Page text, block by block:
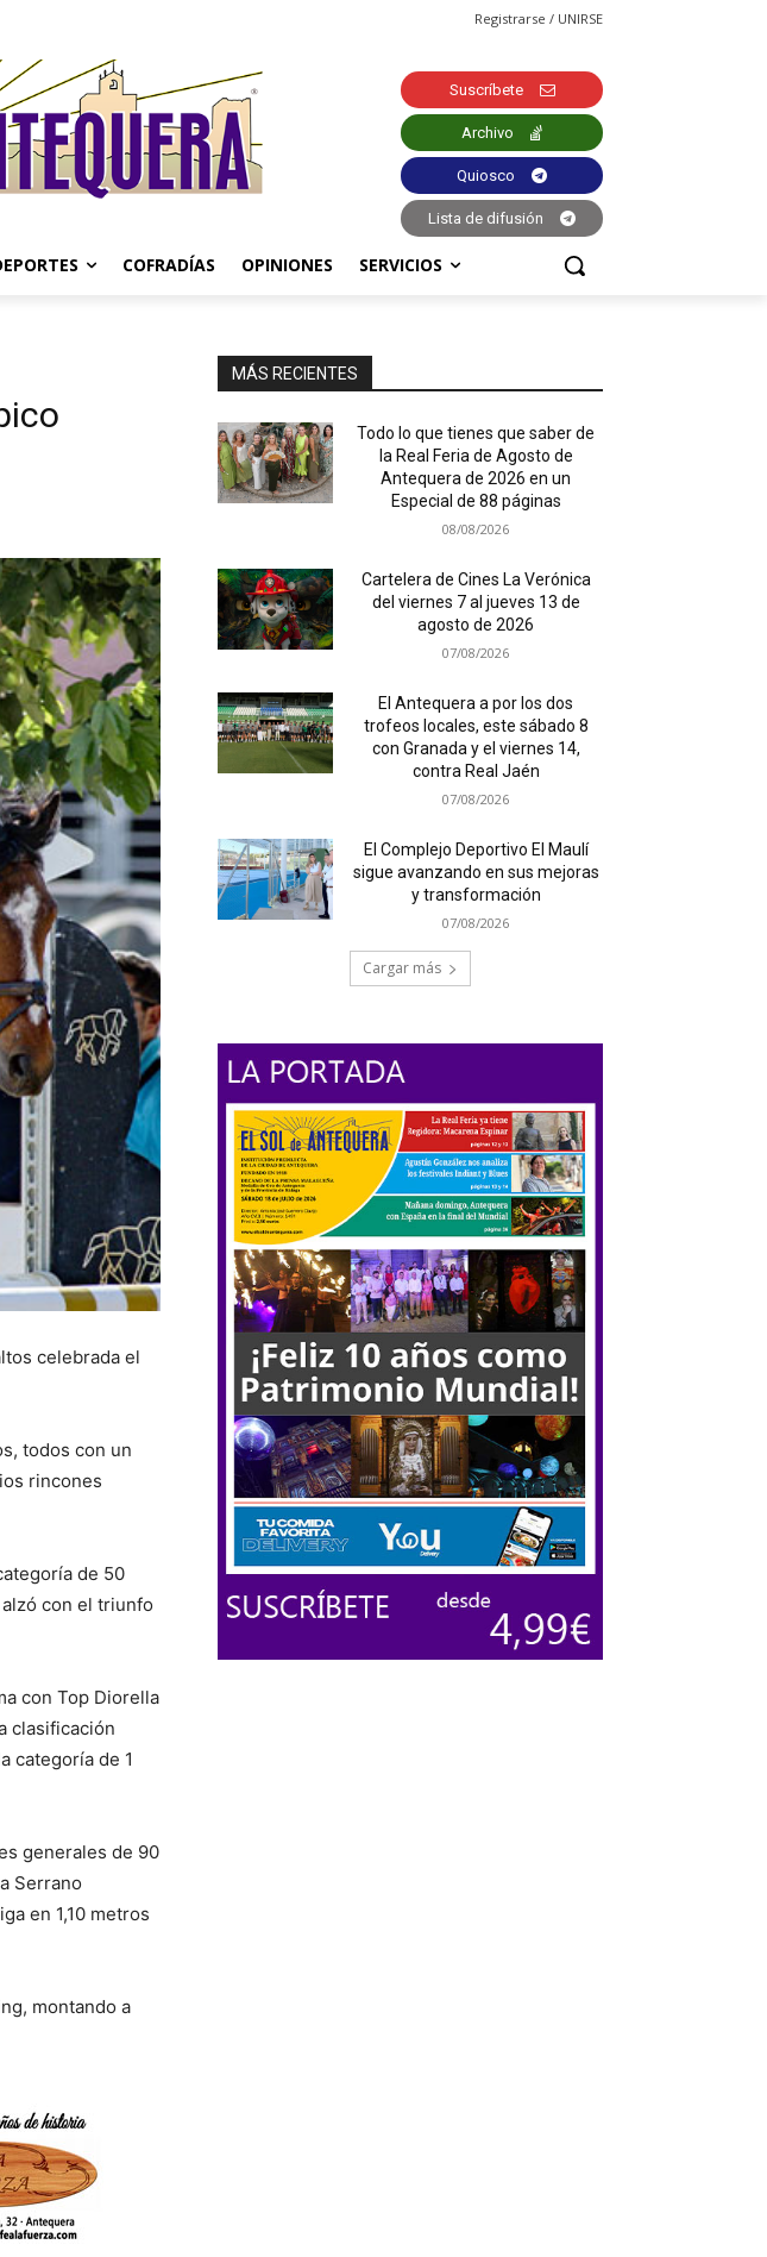
Registrarse / UNIRSE
Suscríbete
Archivo
Quiosco
Lista de difusión
COFRADÍAS OPINIONES SERVICIOS
celebrada el
todos con un
rincones
de 50
con el triunfo
con Top Diorella
clasificación
categoría de 1
generales de 90
Serrano
en 1,10 metros
montando a
MÁS RECIENTES
Todo lo que tienes que saber de
la Real Feria de Agosto de
Antequera de 2026 en un
Especial de 88 páginas
08/08/2026
Cartelera de Cines La Verónica
del viernes 7 al jueves 13 de
agosto de 2026
07/08/2026
El Antequera a por los dos
trofeos locales, este sábado 8
con Granada y el viernes 14,
contra Real Jaén
07/08/2026
El Complejo Deportivo El Maulí
sigue avanzando en sus mejoras
y transformación
07/08/2026
Cargar más